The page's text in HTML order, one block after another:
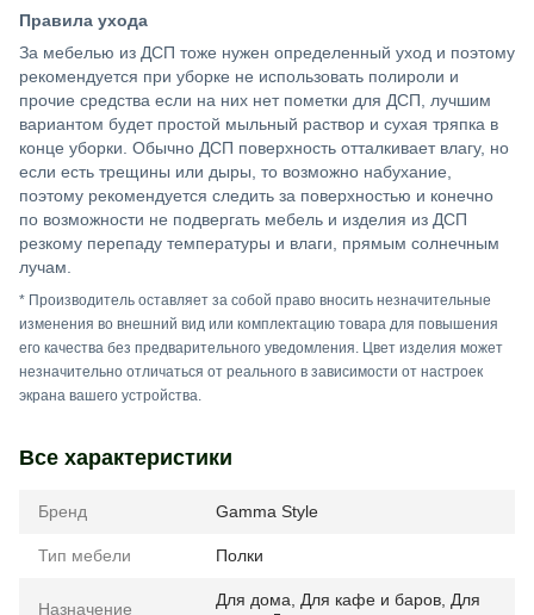
Правила ухода
За мебелью из ДСП тоже нужен определенный уход и поэтому
рекомендуется при уборке не использовать полироли и
прочие средства если на них нет пометки для ДСП, лучшим
вариантом будет простой мыльный раствор и сухая тряпка в
конце уборки. Обычно ДСП поверхность отталкивает влагу, но
если есть трещины или дыры, то возможно набухание,
поэтому рекомендуется следить за поверхностью и конечно
по возможности не подвергать мебель и изделия из ДСП
резкому перепаду температуры и влаги, прямым солнечным
лучам.
* Производитель оставляет за собой право вносить незначительные
изменения во внешний вид или комплектацию товара для повышения
его качества без предварительного уведомления. Цвет изделия может
незначительно отличаться от реального в зависимости от настроек
экрана вашего устройства.
Все характеристики
Бренд Gamma Style
Тип мебели Полки
Назначение Для дома Для кафе и баров Для